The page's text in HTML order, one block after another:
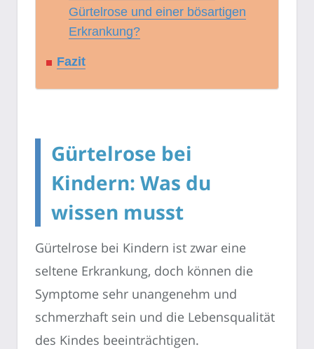
Gürtelrose und einer bösartigen
Erkrankung?
Fazit
Gürtelrose bei
Kindern: Was du
wissen musst
Gürtelrose bei Kindern ist zwar eine
seltene Erkrankung, doch können die
Symptome sehr unangenehm und
schmerzhaft sein und die Lebensqualität
des Kindes beeinträchtigen.